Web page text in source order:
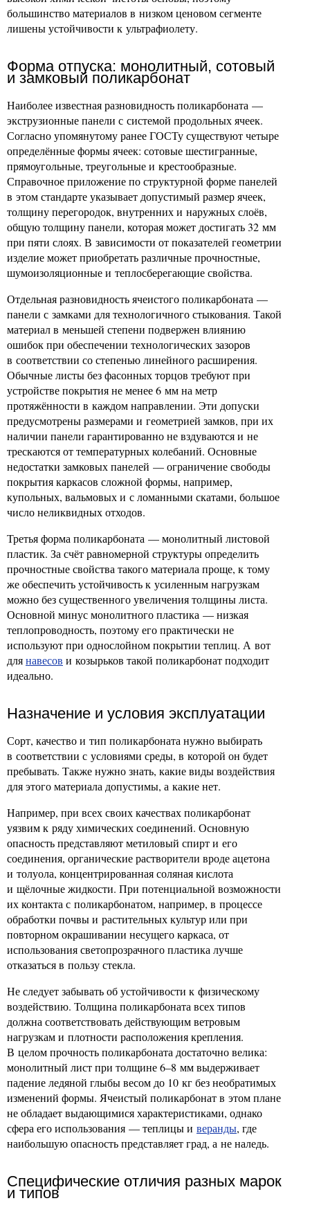
большинство материалов в низком ценовом сегменте
лишены устойчивости к ультрафиолету.
Форма отпуска: монолитный, сотовый
и замковый поликарбонат
Наиболее известная разновидность поликарбоната —
экструзионные панели с системой продольных ячеек.
Согласно упомянутому ранее ГОСТу существуют четыре
определённые формы ячеек: сотовые шестигранные,
прямоугольные, треугольные и крестообразные.
Справочное приложение по структурной форме панелей
в этом стандарте указывает допустимый размер ячеек,
толщину перегородок, внутренних и наружных слоёв,
общую толщину панели, которая может достигать 32 мм
при пяти слоях. В зависимости от показателей геометрии
изделие может приобретать различные прочностные,
шумоизоляционные и теплосберегающие свойства.
Отдельная разновидность ячеистого поликарбоната —
панели с замками для технологичного стыкования. Такой
материал в меньшей степени подвержен влиянию
ошибок при обеспечении технологических зазоров
в соответствии со степенью линейного расширения.
Обычные листы без фасонных торцов требуют при
устройстве покрытия не менее 6 мм на метр
протяжённости в каждом направлении. Эти допуски
предусмотрены размерами и геометрией замков, при их
наличии панели гарантированно не вздуваются и не
трескаются от температурных колебаний. Основные
недостатки замковых панелей — ограничение свободы
покрытия каркасов сложной формы, например,
купольных, вальмовых и с ломанными скатами, большое
число неликвидных отходов.
Третья форма поликарбоната — монолитный листовой
пластик. За счёт равномерной структуры определить
прочностные свойства такого материала проще, к тому
же обеспечить устойчивость к усиленным нагрузкам
можно без существенного увеличения толщины листа.
Основной минус монолитного пластика — низкая
теплопроводность, поэтому его практически не
используют при однослойном покрытии теплиц. А вот
длянавесов и козырьков такой поликарбонат подходит
идеально.
Назначение и условия эксплуатации
Сорт, качество и тип поликарбоната нужно выбирать
в соответствии с условиями среды, в которой он будет
пребывать. Также нужно знать, какие виды воздействия
для этого материала допустимы, а какие нет.
Например, при всех своих качествах поликарбонат
уязвим к ряду химических соединений. Основную
опасность представляют метиловый спирт и его
соединения, органические растворители вроде ацетона
и толуола, концентрированная соляная кислота
и щёлочные жидкости. При потенциальной возможности
их контакта с поликарбонатом, например, в процессе
обработки почвы и растительных культур или при
повторном окрашивании несущего каркаса, от
использования светопрозрачного пластика лучше
отказаться в пользу стекла.
Не следует забывать об устойчивости к физическому
воздействию. Толщина поликарбоната всех типов
должна соответствовать действующим ветровым
нагрузкам и плотности расположения крепления.
В целом прочность поликарбоната достаточно велика:
монолитный лист при толщине 6–8 мм выдерживает
падение ледяной глыбы весом до 10 кг без необратимых
изменений формы. Ячеистый поликарбонат в этом плане
не обладает выдающимися характеристиками, однако
сфера его использования — теплицы и веранды, где
наибольшую опасность представляет град, а не наледь.
Специфические отличия разных марок
и типов